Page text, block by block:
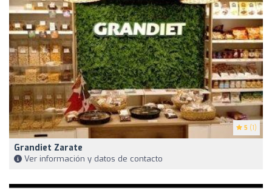
5 (1)
Grandiet Zarate
Ver información y datos de contacto